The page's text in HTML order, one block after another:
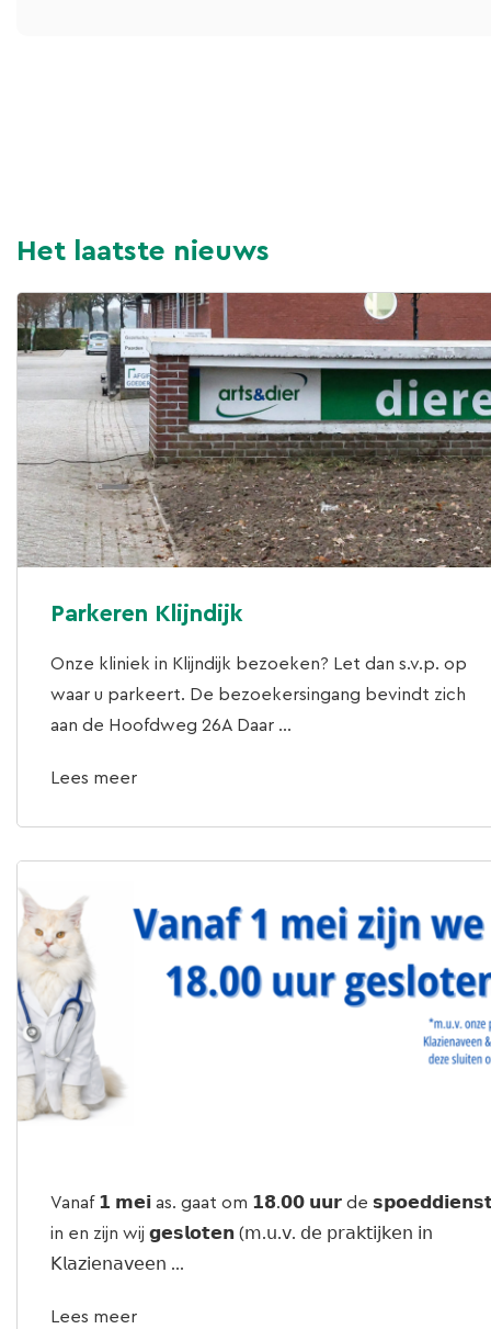
Het laatste nieuws
Parkeren Klijndijk
Onze kliniek in Klijndijk bezoeken? Let dan s.v.p. op
waar u parkeert. De bezoekersingang bevindt zich
aan de Hoofdweg 26A Daar ...
Lees meer
Vanaf 𝟭 𝗺𝗲𝗶 as. gaat om 𝟭𝟴.𝟬𝟬 𝘂𝘂𝗿 de
in en zijn wij 𝗴𝗲𝘀𝗹𝗼𝘁𝗲𝗻 (𝗆.𝗎.𝗏. 𝖽𝖾 𝗉𝗋𝖺𝗄𝗍𝗂𝗃𝗄𝖾𝗇 𝗂𝗇
𝖪𝗅𝖺𝗓𝗂𝖾𝗇𝖺𝗏𝖾𝖾𝗇 ...
Lees meer